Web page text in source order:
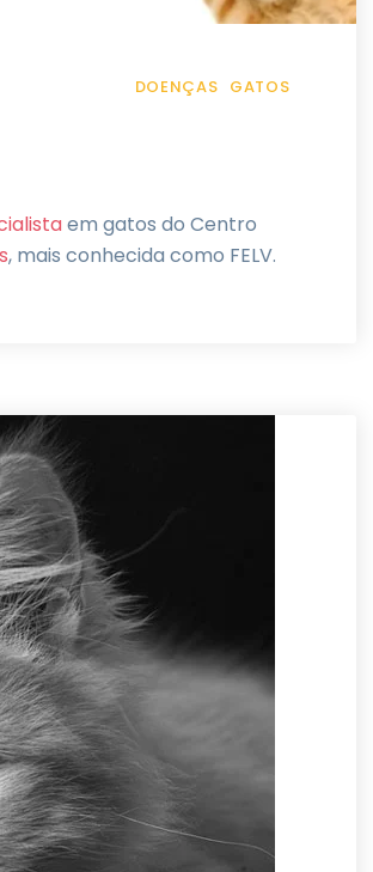
DOENÇAS GATOS
em gatos do Centro
, mais conhecida como FELV.